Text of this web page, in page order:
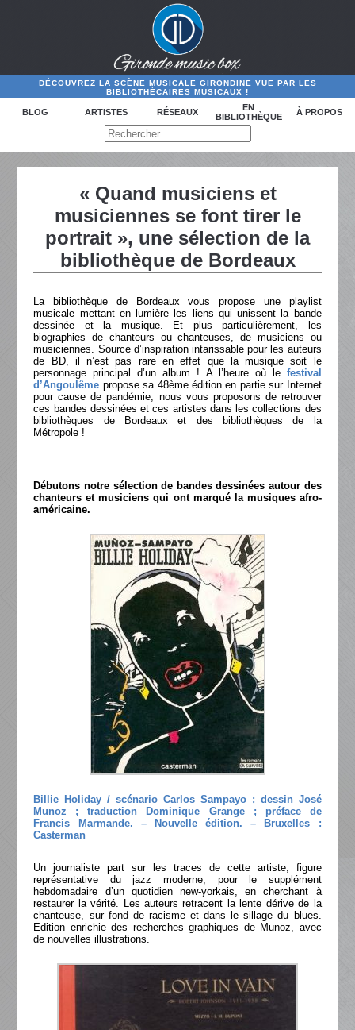
DÉCOUVREZ LA SCÈNE MUSICALE GIRONDINE VUE PAR LES
BIBLIOTHÉCAIRES MUSICAUX !
BLOG ARTISTES RÉSEAUX
EN
BIBLIOTHÈQUE
À PROPOS
« Quand musiciens et
musiciennes se font tirer le
portrait », une sélection de la
bibliothèque de Bordeaux
La bibliothèque de Bordeaux vous propose une playlist
musicale mettant en lumière les liens qui unissent la bande
dessinée et la musique. Et plus particulièrement, les
biographies de chanteurs ou chanteuses, de musiciens ou
musiciennes. Source d’inspiration intarissable pour les auteurs
de BD, il n’est pas rare en effet que la musique soit le
personnage principal d’un album ! A l’heure où le festival
d’Angoulême propose sa 48ème édition en partie sur Internet
pour cause de pandémie, nous vous proposons de retrouver
ces bandes dessinées et ces artistes dans les collections des
bibliothèques de Bordeaux et des bibliothèques de la
Métropole !
Débutons notre sélection de bandes dessinées autour des
chanteurs et musiciens qui ont marqué la musiques afro-
américaine.
Billie Holiday / scénario Carlos Sampayo ; dessin José
Munoz ; traduction Dominique Grange ; préface de
Francis Marmande. – Nouvelle édition. – Bruxelles :
Casterman
Un journaliste part sur les traces de cette artiste, figure
représentative du jazz moderne, pour le supplément
hebdomadaire d’un quotidien new-yorkais, en cherchant à
restaurer la vérité. Les auteurs retracent la lente dérive de la
chanteuse, sur fond de racisme et dans le sillage du blues.
Edition enrichie des recherches graphiques de Munoz, avec
de nouvelles illustrations.